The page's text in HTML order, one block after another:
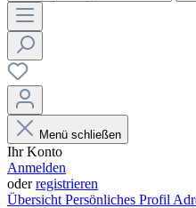
Menü schließen
Ihr Konto
Anmelden
oderregistrieren
Übersicht Persönliches Profil